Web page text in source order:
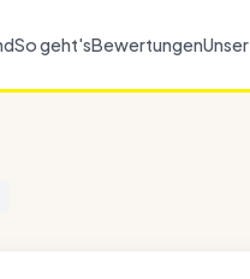
So geht'sBewertungen